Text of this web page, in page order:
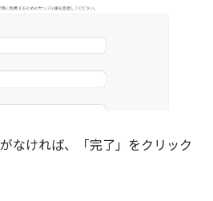
なければ、「完了」をクリック